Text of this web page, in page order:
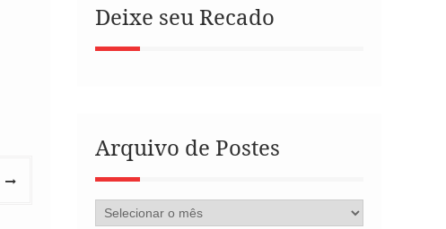
Deixe seu Recado
Arquivo de Postes
Arquivo